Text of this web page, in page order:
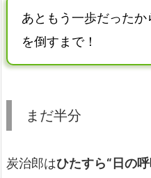
あともう一歩だったか
を倒すまで！
まだ半分
炭治郎はひたすら“日の呼